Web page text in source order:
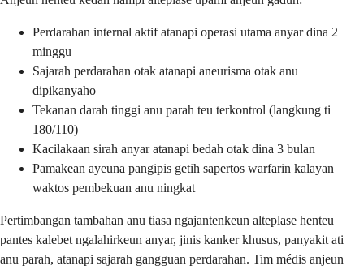
Perdarahan internal aktif atanapi operasi utama anyar dina 2
minggu
Sajarah perdarahan otak atanapi aneurisma otak anu
dipikanyaho
Tekanan darah tinggi anu parah teu terkontrol (langkung ti
180/110)
Kacilakaan sirah anyar atanapi bedah otak dina 3 bulan
Pamakean ayeuna pangipis getih sapertos warfarin kalayan
waktos pembekuan anu ningkat
Pertimbangan tambahan anu tiasa ngajantenkeun alteplase henteu
pantes kalebet ngalahirkeun anyar, jinis kanker khusus, panyakit ati
anu parah, atanapi sajarah gangguan perdarahan. Tim médis anjeun